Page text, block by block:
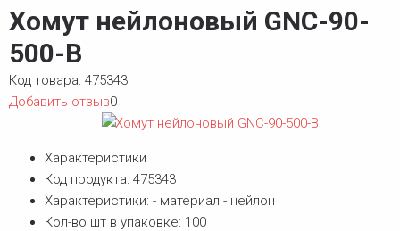
Хомут нейлоновый GNC-90-
500-B
Код товара: 475343
Добавить отзыв0
Характеристики
Код продукта: 475343
Характеристики: - материал - нейлон
Кол-во шт в упаковке: 100